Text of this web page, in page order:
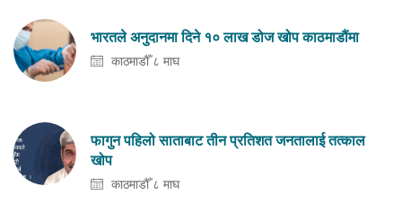
भारतले अनुदानमा दिने १० लाख डोज खोप काठमाडौंमा
काठमाडौँ ८ माघ
फागुन पहिलो साताबाट तीन प्रतिशत जनतालाई तत्काल
खोप
काठमाडौँ ८ माघ